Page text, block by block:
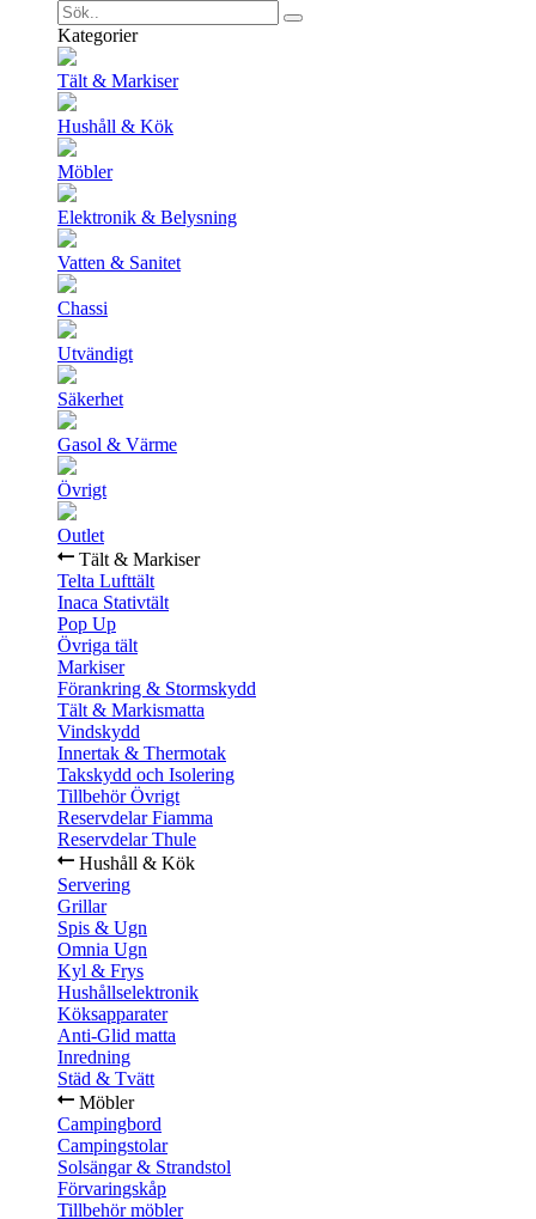
Kategorier
Tält & Markiser
Hushåll & Kök
Möbler
Elektronik & Belysning
Vatten & Sanitet
Chassi
Utvändigt
Säkerhet
Gasol & Värme
Övrigt
Outlet
Tält & Markiser
Telta Lufttält
Inaca Stativtält
Pop Up
Övriga tält
Markiser
Förankring & Stormskydd
Tält & Markismatta
Vindskydd
Innertak & Thermotak
Takskydd och Isolering
Tillbehör Övrigt
Reservdelar Fiamma
Reservdelar Thule
Hushåll & Kök
Servering
Grillar
Spis & Ugn
Omnia Ugn
Kyl & Frys
Hushållselektronik
Köksapparater
Anti-Glid matta
Inredning
Städ & Tvätt
Möbler
Campingbord
Campingstolar
Solsängar & Strandstol
Förvaringskåp
Tillbehör möbler